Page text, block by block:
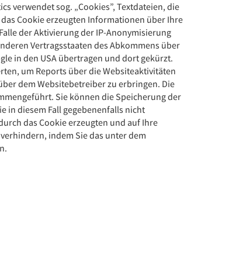
verwendet sog. „Cookies”, Textdateien, die
Cookie erzeugten Informationen über Ihre
der Aktivierung der IP-Anonymisierung
Vertragsstaaten des Abkommens über
in den USA übertragen und dort gekürzt.
um Reports über die Websiteaktivitäten
dem Websitebetreiber zu erbringen. Die
Sie können die Speicherung der
in diesem Fall gegebenenfalls nicht
das Cookie erzeugten und auf Ihre
indem Sie das unter dem